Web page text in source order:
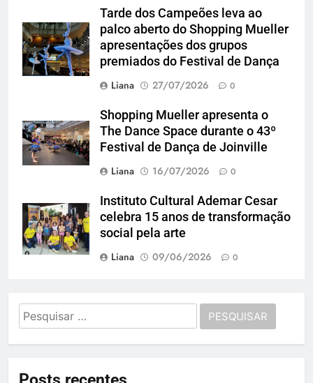
Tarde dos Campeões leva ao
palco aberto do Shopping Mueller
apresentações dos grupos
premiados do Festival de Dança
Liana
27/07/2026 0
Shopping Mueller apresenta o
The Dance Space durante o 43º
Festival de Dança de Joinville
Liana
16/07/2026 0
Instituto Cultural Ademar Cesar
celebra 15 anos de transformação
social pela arte
Liana
09/06/2026 0
Pesquisar
por: